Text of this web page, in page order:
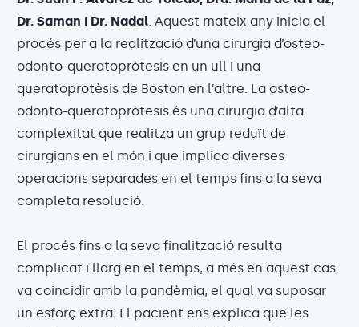
Dr. Saman i Dr. Nadal. Aquest mateix any inicia el
procés per a la realització d’una cirurgia d’osteo-
odonto-queratopròtesis en un ull i una
queratoprotèsis de Boston en l’altre. La osteo-
odonto-queratopròtesis és una cirurgia d’alta
complexitat que realitza un grup reduït de
cirurgians en el món i que implica diverses
operacions separades en el temps fins a la seva
completa resolució.
El procés fins a la seva finalització resulta
complicat i llarg en el temps, a més en aquest cas
va coincidir amb la pandèmia, el qual va suposar
un esforç extra. El pacient ens explica que les